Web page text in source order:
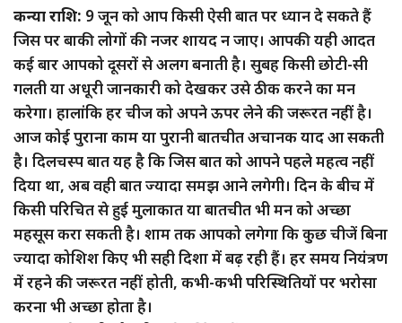
कन्या राशि: 9 जून को आप किसी ऐसी बात पर ध्यान दे सकते हैं
जिस पर बाकी लोगों की नजर शायद न जाए। आपकी यही आदत
कई बार आपको दूसरों से अलग बनाती है। सुबह किसी छोटी-सी
गलती या अधूरी जानकारी को देखकर उसे ठीक करने का मन
करेगा। हालांकि हर चीज को अपने ऊपर लेने की जरूरत नहीं है।
आज कोई पुराना काम या पुरानी बातचीत अचानक याद आ सकती
है। दिलचस्प बात यह है कि जिस बात को आपने पहले महत्व नहीं
दिया था, अब वही बात ज्यादा समझ आने लगेगी। दिन के बीच में
किसी परिचित से हुई मुलाकात या बातचीत भी मन को अच्छा
महसूस करा सकती है। शाम तक आपको लगेगा कि कुछ चीजें बिना
ज्यादा कोशिश किए भी सही दिशा में बढ़ रही हैं। हर समय नियंत्रण
में रहने की जरूरत नहीं होती, कभी-कभी परिस्थितियों पर भरोसा
करना भी अच्छा होता है।